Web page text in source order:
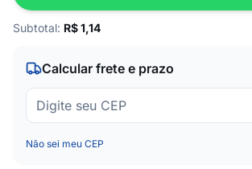
Subtotal: R$1,14
Calcular frete e prazo
Não sei meu CEP